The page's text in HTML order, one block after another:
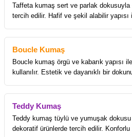
Taffeta kumaş sert ve parlak
tercih edilir. Hafif ve şekil alabilir yapısı
Boucle Kumaş
Boucle kumaş örgü ve kabarık yapısı
kullanılır. Estetik ve dayanıklı bir
Teddy Kumaş
Teddy kumaş tüylü ve yumuşak
dekoratif ürünlerde tercih edilir. Konforlu